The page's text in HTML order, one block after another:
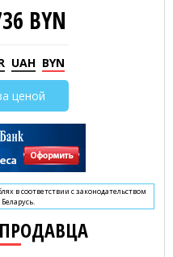
BYN
UAH BYN
ценой
в соответствии с законодательством